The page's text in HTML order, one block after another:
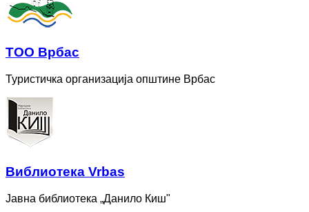
ТОО Врбас
Туристичка организација општине Врбас
Bиблиотека Vrbas
Јавна библиотека „Данило Киш"